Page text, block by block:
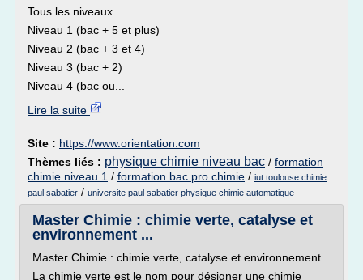
Tous les niveaux
Niveau 1 (bac + 5 et plus)
Niveau 2 (bac + 3 et 4)
Niveau 3 (bac + 2)
Niveau 4 (bac ou...
Lire la suite
Site : https://www.orientation.com
Thèmes liés : physique chimie niveau bac / formation
chimie niveau 1 / formation bac pro chimie / iut toulouse chimie
paul sabatier / universite paul sabatier physique chimie automatique
Master Chimie : chimie verte, catalyse et
environnement ...
Master Chimie : chimie verte, catalyse et environnement
La chimie verte est le nom pour désigner une chimie